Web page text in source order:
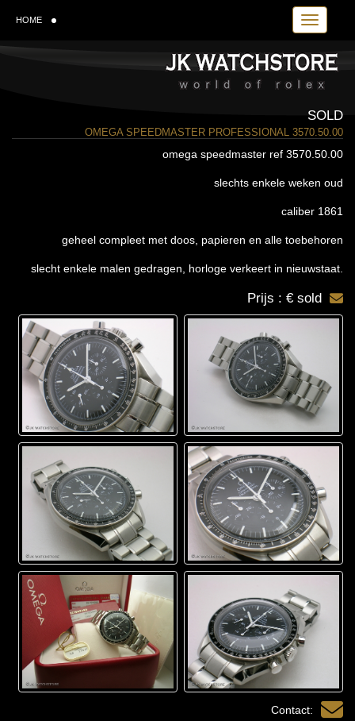
Toggle
HOME
SOLD
OMEGA SPEEDMASTER PROFESSIONAL 3570.50.00
omega speedmaster ref 3570.50.00
slechts enkele weken oud
caliber 1861
geheel compleet met doos, papieren en alle toebehoren
slecht enkele malen gedragen, horloge verkeert in nieuwstaat.
Prijs : € sold
Contact: